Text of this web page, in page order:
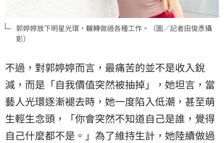
郭婷婷放下明星光環，輾轉做過各種工作。（圖／記者田俊彥攝
影）
不過，對郭婷婷而言，最痛苦的並不是收入銳
減，而是「自我價值突然被抽掉」，她坦言，當
藝人光環逐漸褪去時，她一度陷入低潮，甚至萌
生輕生念頭，「你會突然不知道自己是誰，覺得
自己什麼都不是。」為了維持生計，她陸續做過